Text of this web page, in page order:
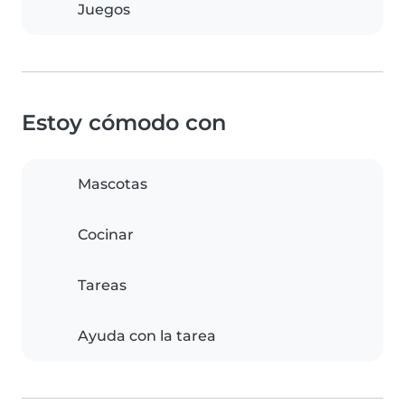
Juegos
Estoy cómodo con
Mascotas
Cocinar
Tareas
Ayuda con la tarea